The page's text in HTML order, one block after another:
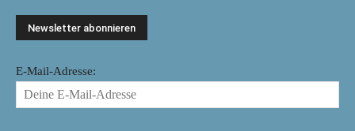
E-Mail-Adresse: